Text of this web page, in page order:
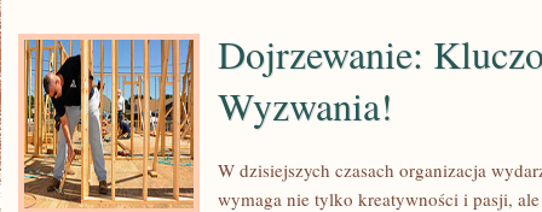
Dojrzewanie:
Wyzwania!
W dzisiejszych czasach organizacja
wymaga nie tylko kreatywności i pasji,